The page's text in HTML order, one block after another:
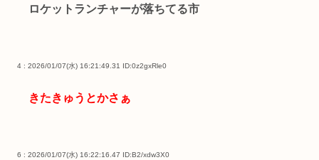
ロケットランチャーが落ちてる市
4 : 2026/01/07(水) 16:21:49.31 ID:0z2gxRle0
きたきゅうとかさぁ
6 : 2026/01/07(水) 16:22:16.47 ID:B2/xdw3X0